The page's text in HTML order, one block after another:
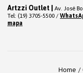
Artzzi Outlet | Av. José
Tel: (19) 3705-5500 /
mapa
Home